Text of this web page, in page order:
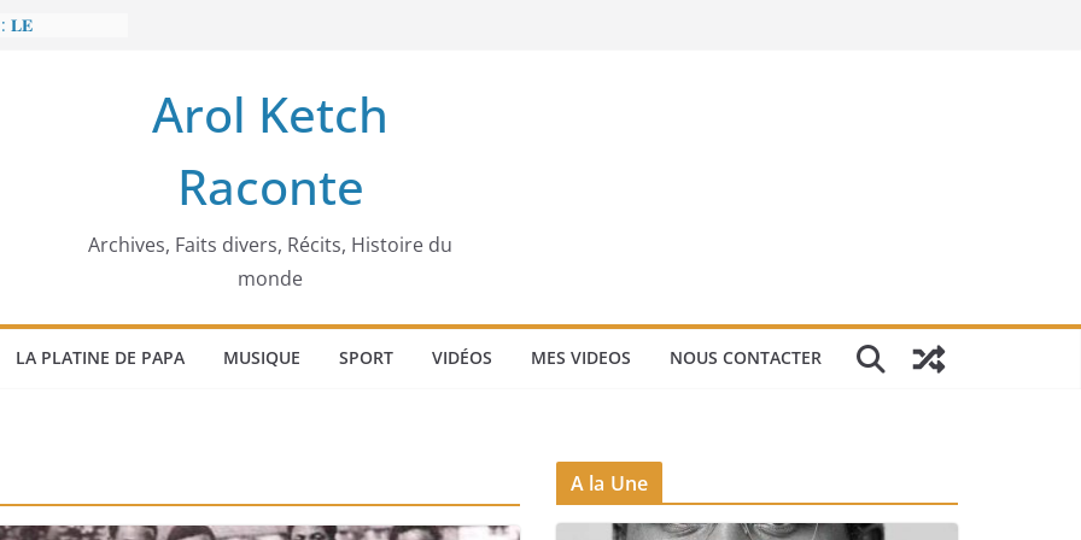
𝐋𝐄
𝐨𝐫𝐝𝐢𝐧𝐚𝐭𝐞𝐮𝐫
Arol Ketch
Raconte
Archives, Faits divers, Récits, Histoire du
monde
LA PLATINE DE PAPA MUSIQUE SPORT VIDÉOS MES VIDEOS NOUS CONTACTER
A la Une